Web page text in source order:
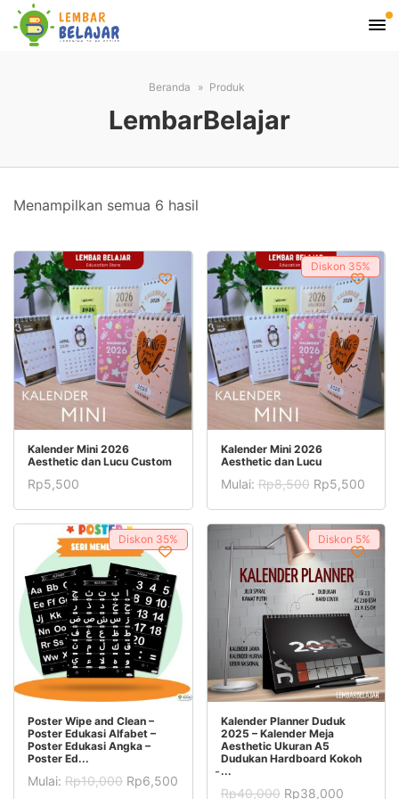
Beranda Produk
LembarBelajar
Menampilkan semua 6 hasil
yang
terbaru
TAMBAH KE KERANJANG
Kalender Mini 2026
Aesthetic dan Lucu Custom
Rp5,500
Diskon 35%
PILIH OPSI
Produk
ini
memiliki
beberapa
varian.
Pilihan
dapat
diambil
halaman
produk
Kalender Mini 2026
Aesthetic dan Lucu
Mulai:Rp8,500 Rp5,500
ini
memiliki
beberapa
varian.
Pilihan
ini
dapat
diambil
di
halaman
produk
Diskon 35%
PILIH OPSI
Produk
ini
memiliki
beberapa
Poster Wipe and Clean –
Poster Edukasi Alfabet –
Poster Edukasi Angka –
Poster Ed...
Mulai: Rp10,000 Rp6,500
Diskon 5%
PILIH OPSI
Produk
ini
memiliki
beberapa
Kalender Planner Duduk
2025 – Kalender Meja
Aesthetic Ukuran A5
Dudukan Hardboard Kokoh
̵...
Rp40,000 Harga
Rp38,000Harga